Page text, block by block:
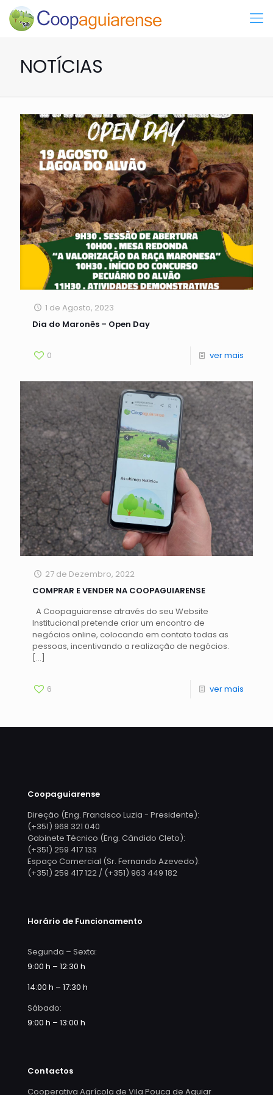
NOTÍCIAS
1 de Agosto, 2023
Dia do Maronês – Open Day
0 ver mais
27 de Dezembro, 2022
COMPRAR E VENDER NA COOPAGUIARENSE
A Coopaguiarense através do seu Website
Institucional pretende criar um encontro de
negócios online, colocando em contato todas as
pessoas, incentivando a realização de negócios.
[…]
6 ver mais
Coopaguiarense
Direção (Eng. Francisco Luzia - Presidente):
(+351) 968 321 040
Gabinete Técnico (Eng. Cândido Cleto):
(+351) 259 417 133
Espaço Comercial (Sr. Fernando Azevedo):
(+351) 259 417 122 / (+351) 963 449 182
Horário de Funcionamento
Segunda – Sexta:
9:00 h – 12:30 h
14:00 h – 17:30 h
Sábado:
9:00 h – 13:00 h
Contactos
Cooperativa Agrícola de Vila Pouca de Aguiar